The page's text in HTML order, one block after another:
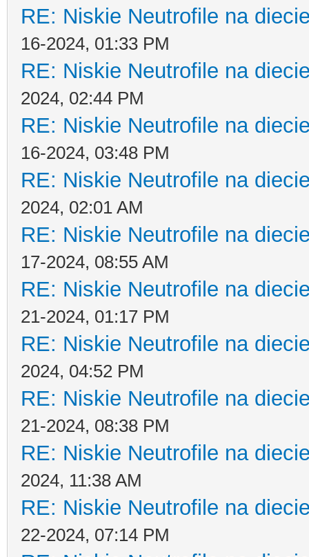
RE: Niskie Neutrofile na
16-2024, 01:33 PM
RE: Niskie Neutrofile na
2024, 02:44 PM
RE: Niskie Neutrofile na
16-2024, 03:48 PM
RE: Niskie Neutrofile na
2024, 02:01 AM
RE: Niskie Neutrofile na
17-2024, 08:55 AM
RE: Niskie Neutrofile na
21-2024, 01:17 PM
RE: Niskie Neutrofile na
2024, 04:52 PM
RE: Niskie Neutrofile na
21-2024, 08:38 PM
RE: Niskie Neutrofile na
2024, 11:38 AM
RE: Niskie Neutrofile na
22-2024, 07:14 PM